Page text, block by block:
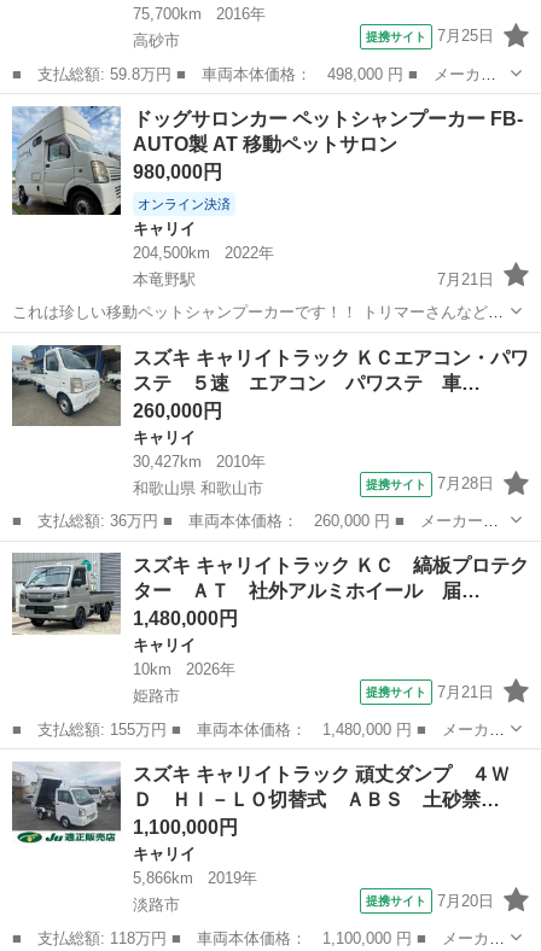
75,700km
2016年
高砂市
提携サイト 7月25日
■ 支払総額: 59.8万円 ■ 車両本体価格： 498,000 円 ■ メーカー
名： スズキ ■ 車種名： キャリイトラック ■ グレード名： Ｋ
Ｃエアコン・パワステ 三方開 ５速ＭＴ 鳥居付 エアコン ヘッ
ドライトレベ...
兵庫 高砂市 キャリイ
ドッグサロンカー ペットシャンプーカー FB-
AUTO製 AT 移動ペットサロン
980,000円
オンライン決済
キャリイ
204,500km
2022年
本竜野駅
7月21日
これは珍しい移動ペットシャンプーカーです！！ トリマーさんなどこ
れから開業されたい方必見(^^) めったに出ないユーズドカーです。と
りあえず初期投資は抑えたい方にオススメします♪ 荷台の部分はAB-
AUTO製の架装ですので、...
兵庫 たつの市 本竜野駅 キャリイ
スズキ キャリイトラック ＫＣエアコン・パワ
ステ ５速 エアコン パワステ 車…
260,000円
キャリイ
30,427km
2010年
和歌山県 和歌山市
提携サイト 7月28日
■ 支払総額: 36万円 ■ 車両本体価格： 260,000 円 ■ メーカー
名： スズキ ■ 車種名： キャリイトラック ■ グレード名： Ｋ
Ｃエアコン・パワステ ５速 エアコン パワステ 車検整備付き
修復歴なし 走行...
和歌山 和歌山市 キャリイ
スズキ キャリイトラック ＫＣ 縞板プロテク
ター ＡＴ 社外アルミホイール 届…
1,480,000円
キャリイ
10km
2026年
姫路市
提携サイト 7月21日
■ 支払総額: 155万円 ■ 車両本体価格： 1,480,000 円 ■ メーカー
名： スズキ ■ 車種名： キャリイトラック ■ グレード名： Ｋ
Ｃ 縞板プロテクター ＡＴ 社外アルミホイール 届出済み未使用
車 衝突被...
兵庫 姫路市 キャリイ
スズキ キャリイトラック 頑丈ダンプ ４Ｗ
Ｄ ＨＩ－ＬＯ切替式 ＡＢＳ 土砂禁…
1,100,000円
キャリイ
5,866km
2019年
淡路市
提携サイト 7月20日
■ 支払総額: 118万円 ■ 車両本体価格： 1,100,000 円 ■ メーカー